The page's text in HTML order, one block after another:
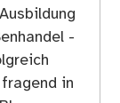
-
in